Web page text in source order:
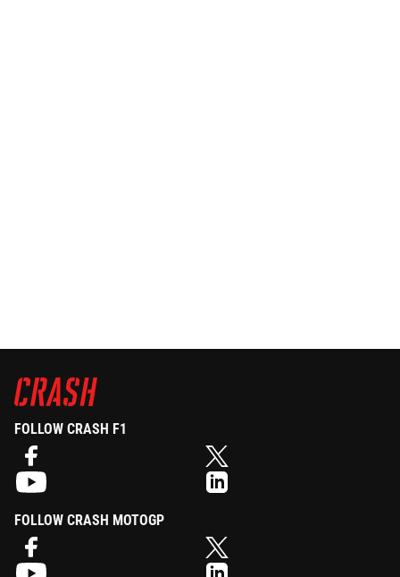
FOLLOW CRASH F1
FOLLOW CRASH MOTOGP